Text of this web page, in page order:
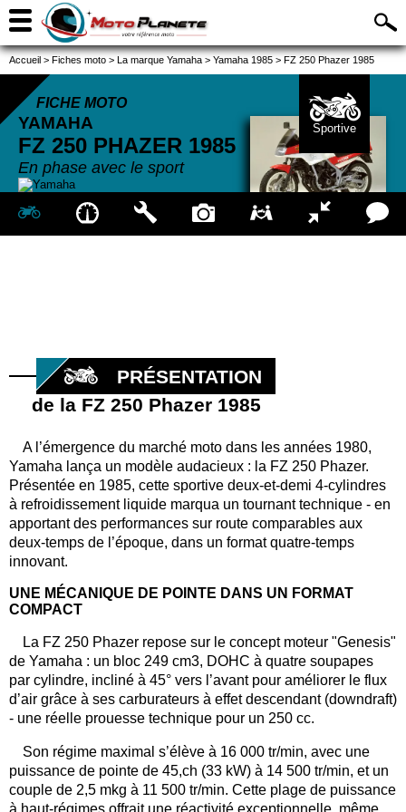
Accueil > Fiches moto > La marque Yamaha > Yamaha 1985 > FZ 250 Phazer 1985
FICHE MOTO
YAMAHA
FZ 250 PHAZER 1985
En phase avec le sport
Sportive
PRÉSENTATION
de la FZ 250 Phazer 1985
A l’émergence du marché moto dans les années 1980,
Yamaha lança un modèle audacieux : la FZ 250 Phazer.
Présentée en 1985, cette sportive deux-et-demi 4-cylindres
à refroidissement liquide marqua un tournant technique - en
apportant des performances sur route comparables aux
deux-temps de l’époque, dans un format quatre-temps
innovant.
UNE MÉCANIQUE DE POINTE DANS UN FORMAT
COMPACT
La FZ 250 Phazer repose sur le concept moteur "Genesis"
de Yamaha : un bloc 249 cm3, DOHC à quatre soupapes
par cylindre, incliné à 45° vers l’avant pour améliorer le flux
d’air grâce à ses carburateurs à effet descendant (downdraft)
- une réelle prouesse technique pour un 250 cc.
Son régime maximal s’élève à 16 000 tr/min, avec une
puissance de pointe de 45,ch (33 kW) à 14 500 tr/min, et un
couple de 2,5 mkg à 11 500 tr/min. Cette plage de puissance
à haut-régimes offrait une réactivité exceptionnelle, même